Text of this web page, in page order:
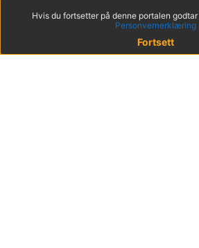
Hvis du fortsetter på denne portalen
Personvernerklæring
Fortsett